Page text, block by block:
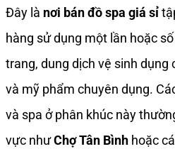
Đây là nơi bán đồ spa giá sỉ
hàng sử dụng một lần hoặc
trang, dung dịch vệ sinh dụng
và mỹ phẩm chuyên dụng.
và spa ở phân khúc này
vực nhưChợ Tân Bình hoặc